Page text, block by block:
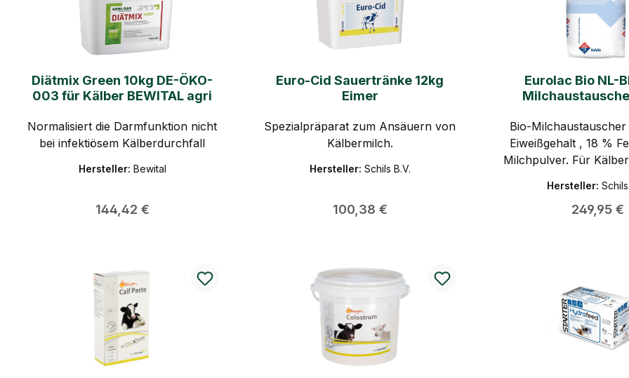
Diätmix Green 10kg DE-ÖKO-
003 für Kälber BEWITAL agri
Normalisiert die Darmfunktion nicht
bei infektiösem Kälberdurchfall
Hersteller: Bewital
Regulärer Preis:
144,42 €
Euro-Cid Sauertränke 12kg
Eimer
Spezialpräparat zum Ansäuern von
Kälbermilch.
Hersteller: Schils B.V.
Regulärer Preis:
100,38 €
Eurolac Bio NL-
und
Bio-
Eiweißgehalt , 18 %
Milchpulver. Für
GMP+
Hersteller:
Regulärer
249,95 €